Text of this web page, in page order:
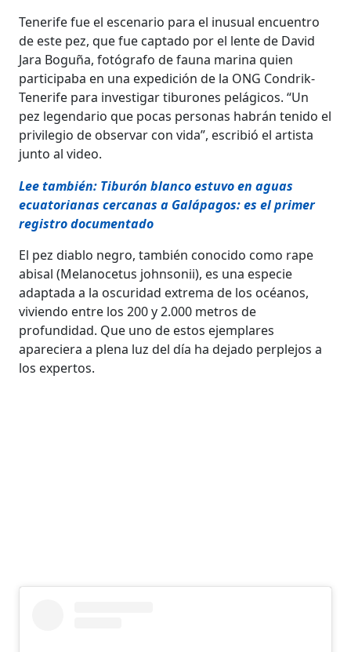
Tenerife fue el escenario para el inusual encuentro
de este pez, que fue captado por el lente de David
Jara Boguña, fotógrafo de fauna marina quien
participaba en una expedición de la ONG Condrik-
Tenerife para investigar tiburones pelágicos. “Un
pez legendario que pocas personas habrán tenido el
privilegio de observar con vida”, escribió el artista
junto al video.
Lee también: Tiburón blanco estuvo en aguas
ecuatorianas cercanas a Galápagos: es el primer
registro documentado
El pez diablo negro, también conocido como rape
abisal (Melanocetus johnsonii), es una especie
adaptada a la oscuridad extrema de los océanos,
viviendo entre los 200 y 2.000 metros de
profundidad. Que uno de estos ejemplares
apareciera a plena luz del día ha dejado perplejos a
los expertos.